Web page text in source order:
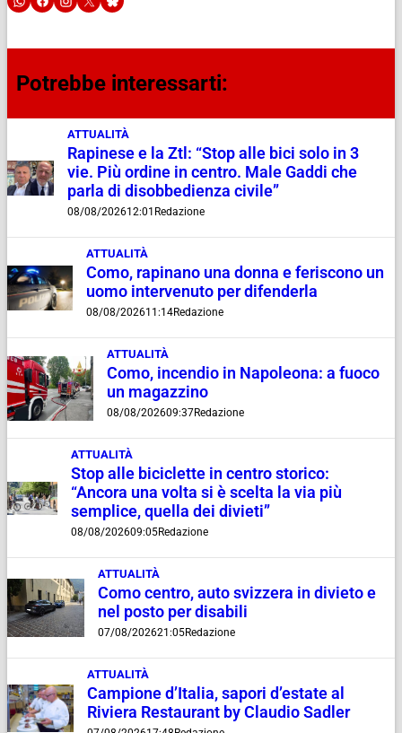
Potrebbe interessarti:
ATTUALITÀ
Rapinese e la Ztl: “Stop alle bici solo in 3
vie. Più ordine in centro. Male Gaddi che
parla di disobbedienza civile”
08/08/202612:01 Redazione
ATTUALITÀ
Como, rapinano una donna e feriscono un
uomo intervenuto per difenderla
08/08/202611:14Redazione
ATTUALITÀ
Como, incendio in Napoleona: a fuoco
un magazzino
08/08/202609:37Redazione
ATTUALITÀ
Stop alle biciclette in centro storico:
“Ancora una volta si è scelta la via più
semplice, quella dei divieti”
08/08/202609:05Redazione
ATTUALITÀ
Como centro, auto svizzera in divieto e
nel posto per disabili
07/08/202621:05Redazione
ATTUALITÀ
Campione d’Italia, sapori d’estate al
Riviera Restaurant by Claudio Sadler